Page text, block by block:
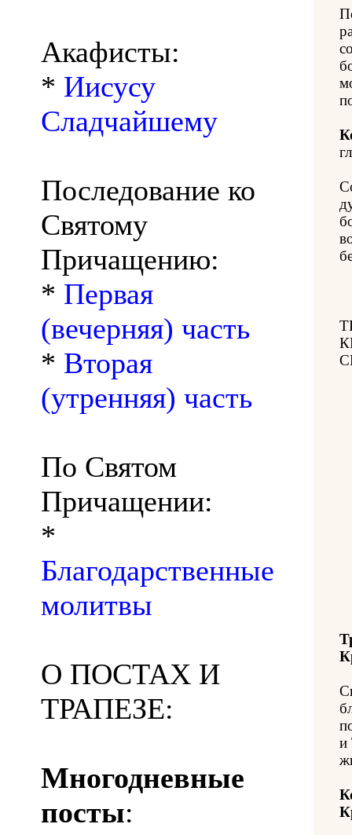
Акафисты:
* Иисусу
Сладчайшему
Последование ко
Святому
Причащению:
* Первая
(вечерняя) часть
* Вторая
(утренняя) часть
По Святом
Причащении:
*
Благодарственные
молитвы
О ПОСТАХ И
ТРАПЕЗЕ:
Многодневные
посты:
и